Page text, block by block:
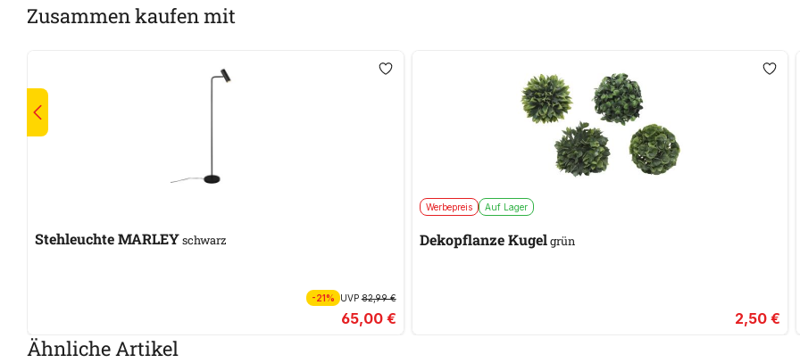
Zusammen kaufen mit
Stehleuchte MARLEYschwarz
-21% UVP82,99 €
65,00 €
Werbepreis Auf Lager
Dekopflanze Kugelgrün
2,50 €
Ähnliche Artikel